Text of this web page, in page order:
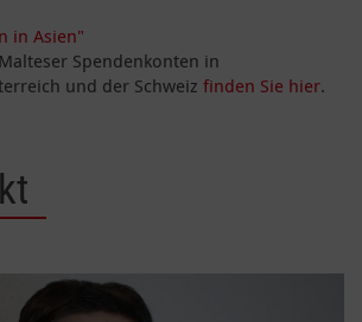
in Asien"
Spendenkonten in
und der Schweiz finden Sie hier.